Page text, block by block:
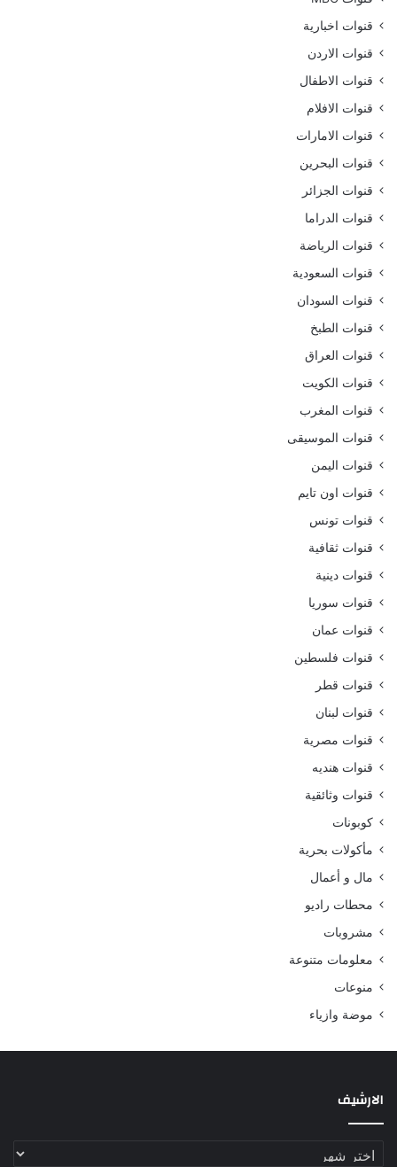
قنوات اخبارية
قنوات الاردن
قنوات الاطفال
قنوات الافلام
قنوات الامارات
قنوات البحرين
قنوات الجزائر
قنوات الدراما
قنوات الرياضة
قنوات السعودية
قنوات السودان
قنوات الطبخ
قنوات العراق
قنوات الكويت
قنوات المغرب
قنوات الموسيقى
قنوات اليمن
قنوات اون تايم
قنوات تونس
قنوات ثقافية
قنوات دينية
قنوات سوريا
قنوات عمان
قنوات فلسطين
قنوات قطر
قنوات لبنان
قنوات مصرية
قنوات هنديه
قنوات وثائقية
كوبونات
مأكولات بحرية
مال و أعمال
محطات راديو
مشروبات
معلومات متنوعة
منوعات
موضة وازياء
الارشيف
الارشيف